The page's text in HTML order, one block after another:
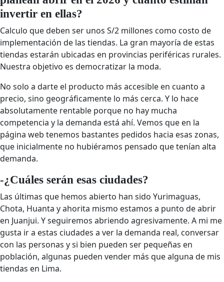
invertir en ellas?
Calculo que deben ser unos S/2 millones como costo de
implementación de las tiendas. La gran mayoría de estas
tiendas estarán ubicadas en provincias periféricas rurales.
Nuestra objetivo es democratizar la moda.
No solo a darte el producto más accesible en cuanto a
precio, sino geográficamente lo más cerca. Y lo hace
absolutamente rentable porque no hay mucha
competencia y la demanda está ahí. Vemos que en la
página web tenemos bastantes pedidos hacia esas zonas,
que inicialmente no hubiéramos pensado que tenían alta
demanda.
-¿Cuáles serán esas ciudades?
Las últimas que hemos abierto han sido Yurimaguas,
Chota, Huanta y ahorita mismo estamos a punto de abrir
en Juanjui. Y seguiremos abriendo agresivamente. A mi me
gusta ir a estas ciudades a ver la demanda real, conversar
con las personas y si bien pueden ser pequeñas en
población, algunas pueden vender más que alguna de mis
tiendas en Lima.